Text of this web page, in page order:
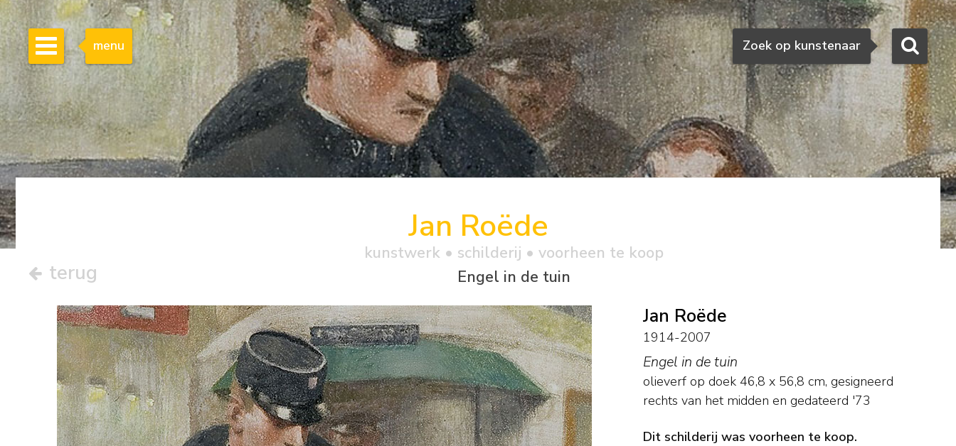
Zoeken
Zoek op kunstenaar
menu
terug
Jan Roëde
kunstwerk • schilderij • voorheen te koop
Engel in de tuin
Jan Roëde
1914-2007
Engel in de tuin
olieverf op doek 46,8 x 56,8 cm, gesigneerd
rechts van het midden en gedateerd '73
Dit schilderij was voorheen te koop.